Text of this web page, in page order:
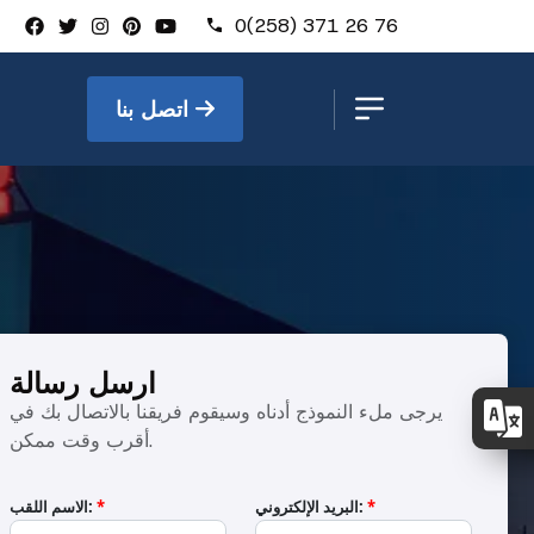
0(258) 371 26 76
ارسل رسالة
يرجى ملء النموذج أدناه وسيقوم فريقنا بالاتصال بك في
أقرب وقت ممكن.
الاسم اللقب: * البريد الإلكتروني: *